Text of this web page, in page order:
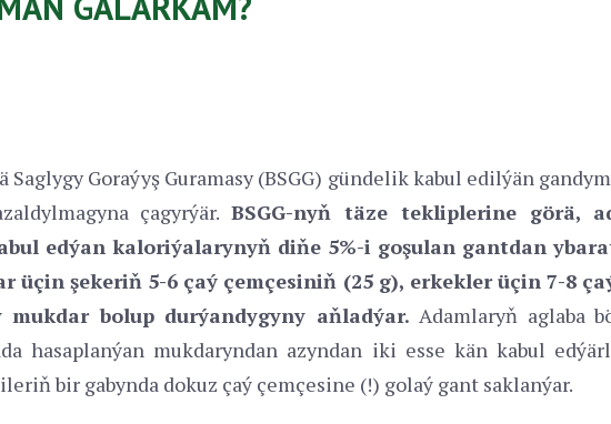
Saglygy Goraýyş Guramasy (BSGG) gündelik kabul edilýän
çagyrýär.BSGG-nyň täze tekliplerine görä,
edýan kaloriýalarynyň diňe 5%-i goşulan gantdan
üçin şekeriň 5-6 çaý çemçesiniň (25 g), erkekler üçin 7-8
mukdar bolup durýandygyny aňladýar. Adamlaryň aglaba
hasaplanýan mukdaryndan azyndan iki esse kän kabul
bir gabynda dokuz çaý çemçesine (!) golaý gant saklanýar.